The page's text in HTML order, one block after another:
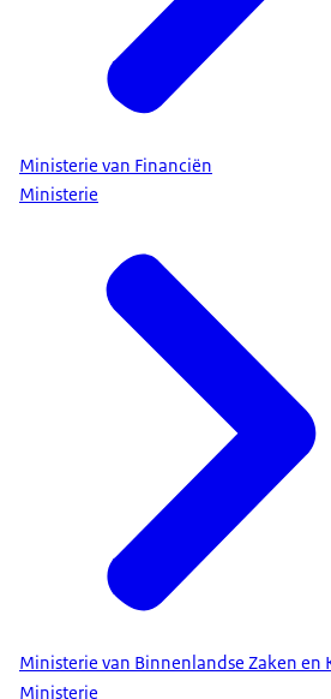
Ministerie van Financiën
Ministerie
Ministerie van Binnenlandse Zaken en
Ministerie